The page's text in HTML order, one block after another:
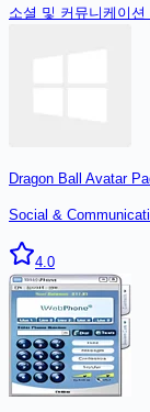
소셜 및 커뮤니케이션
Dragon Ball Avatar
Social &
4.0